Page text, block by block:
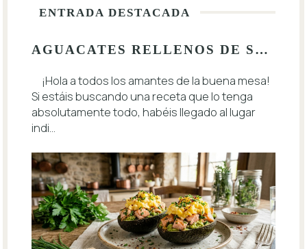
ENTRADA DESTACADA
AGUACATES RELLENOS DE SALMÓN Y HUEVO: EL EQUILIBRIO PERFECTO ENTRE SABOR Y SALUD
¡Hola a todos los amantes de la buena mesa!
Si estáis buscando una receta que lo tenga
absolutamente todo, habéis llegado al lugar
indi...